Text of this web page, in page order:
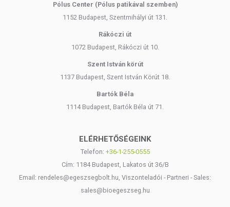
Pólus Center (Pólus patikával szemben)
1152 Budapest, Szentmihályi út 131.
Rákóczi út
1072 Budapest, Rákóczi út 10.
Szent István körút
1137 Budapest, Szent István Körút 18.
Bartók Béla
1114 Budapest, Bartók Béla út 71.
ELÉRHETŐSÉGEINK
Telefon: +36-1-255-0555
Cím: 1184 Budapest, Lakatos út 36/B
Email: rendeles@egeszsegbolt.hu, Viszonteladói - Partneri - Sales:
sales@bioegeszseg.hu